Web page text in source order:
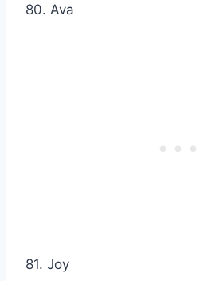
80. Ava
81. Joy